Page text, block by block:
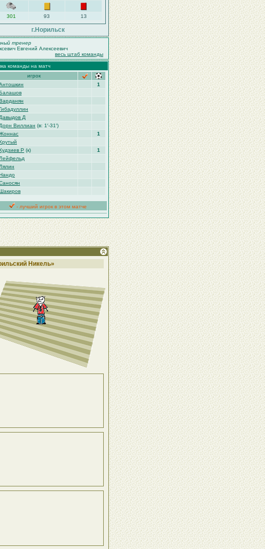
301 93 13
г.Норильск
тренер
Евгений Алексеевич
весь штаб команды
команды на матч
игрок
1
Давыдов Д
Дорн Виллиан (в: 1′-31′)
1
Р (к) 1
Лейфельд
Лялин
- лучший игрок в этом матче
Никель»